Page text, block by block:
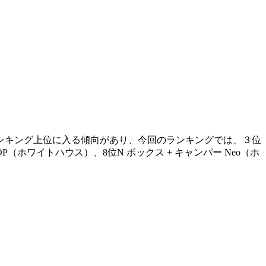
ング上位に入る傾向があり、今回のランキングでは、３位
ホワイトハウス）、8位N ボックス + キャンパー Neo（ホ